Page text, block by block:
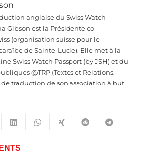
anglaise du Swiss Watch
Gibson est la Présidente co-
(organisation suisse pour le
de Sainte-Lucie). Elle met à la
Swiss Watch Passport (by JSH) et du
@TRP (Textes et Relations,
traduction de son association à but